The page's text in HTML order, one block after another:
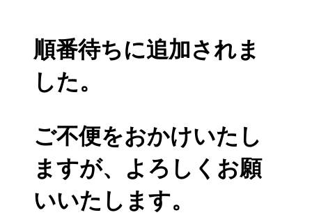
順番待ちに追加されま
した。
ご不便をおかけいたし
ますが、よろしくお願
いいたします。